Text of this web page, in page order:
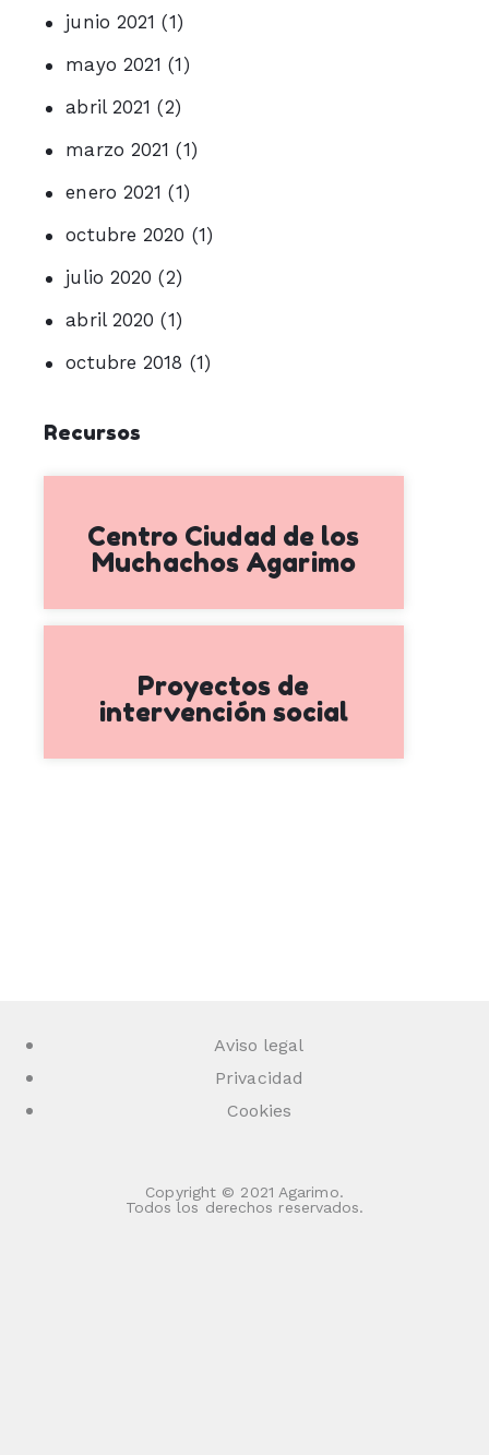
junio 2021 (1)
mayo 2021 (1)
abril 2021 (2)
marzo 2021 (1)
enero 2021 (1)
octubre 2020 (1)
julio 2020 (2)
abril 2020 (1)
octubre 2018 (1)
Recursos
Centro Ciudad de los
Muchachos Agarimo
Proyectos de
intervención social
Copyright © 2021 Agarimo.
Todos los derechos reservados.
Aviso legal
Privacidad
Cookies